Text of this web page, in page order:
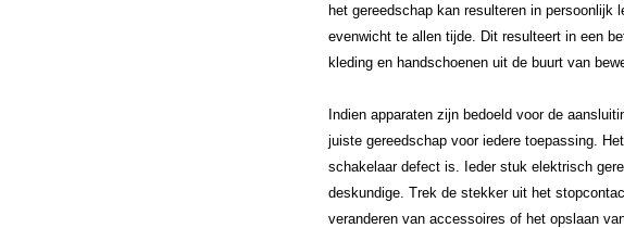
het gereedschap kan resulteren in
evenwicht te allen tijde. Dit resulteert in een
kleding en handschoenen uit de buurt van
Indien apparaten zijn bedoeld voor de
juiste gereedschap voor iedere toepassing.
schakelaar defect is. Ieder stuk elektrisch
deskundige. Trek de stekker uit het
veranderen van accessoires of het opslaan